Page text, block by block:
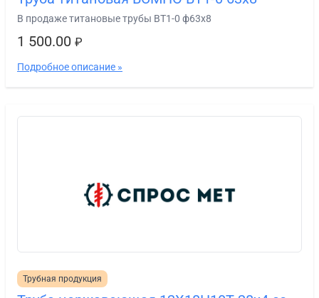
В продаже титановые трубы ВТ1-0 ф63х8
1 500.00 ₽
Подробное описание »
Трубная продукция